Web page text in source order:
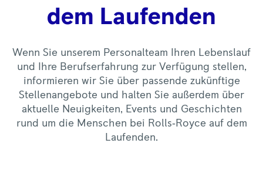
dem Laufenden
Wenn Sie unserem Personalteam Ihren Lebenslauf
und Ihre Berufserfahrung zur Verfügung stellen,
informieren wir Sie über passende zukünftige
Stellenangebote und halten Sie außerdem über
aktuelle Neuigkeiten, Events und Geschichten
rund um die Menschen bei Rolls‑Royce auf dem
Laufenden.